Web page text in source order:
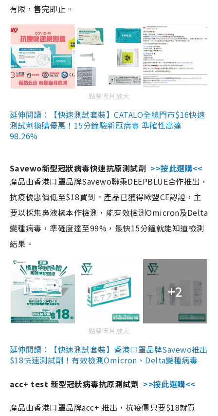
有限，售完即止。
點擊圖片放大
延伸閱讀：【快速測試套裝】CATALO全線門市$16快速
測試劑換購優惠！15分鐘驗新冠病毒 準確性高達
98.26%
Savewo新型冠狀病毒快速抗原測試劑 >>按此選購<<
產品由香港口罩品牌Savewo聯乘DEEPBLUE合作推出，
抗疫優惠價低至$18買到。產品已獲得歐盟CE認證，主
要以採集鼻液樣本作檢測，能有效檢測Omicron及Delta
變種病毒，準確度達至99%，最快15分鐘就能知道檢測
結果。
+2
點擊圖片放大
延伸閱讀：【快速測試套裝】香港口罩品牌Savewo推出
$18快速測試劑！有效檢測Omicron、Delta變種病毒
acc+ test 新型冠狀病毒抗原測試劑 >>按此選購<<
產品由香港口罩品牌acc+ 推出，抗疫價只要$18就買